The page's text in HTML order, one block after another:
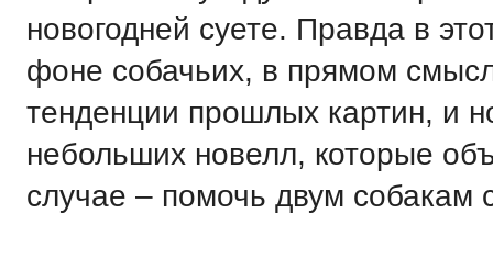
новогодней суете. Правда в
фоне собачьих, в прямом
тенденции прошлых картин, и
небольших новелл, которые
случае – помочь двум собакам